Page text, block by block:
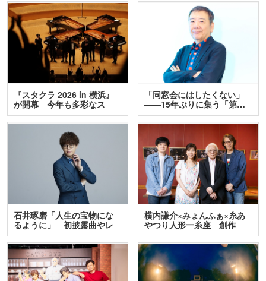
『スタクラ 2026 in 横浜』
が開幕 今年も多彩なス
テ…
「同窓会にはしたくない」
――15年ぶりに集う「第…
石井琢磨「人生の宝物にな
るように」 初披露曲やレ
ア…
横内謙介×みょんふぁ×糸あ
やつり人形一糸座 創作
人…